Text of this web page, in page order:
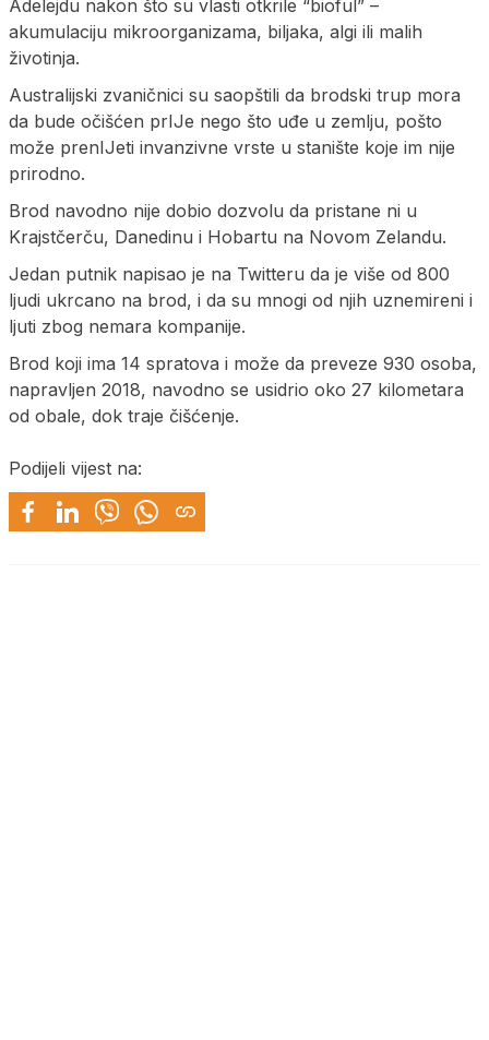
Adelejdu nakon što su vlasti otkrile “bioful” –
akumulaciju mikroorganizama, biljaka, algi ili malih
životinja.
Australijski zvaničnici su saopštili da brodski trup mora
da bude očišćen prIJe nego što uđe u zemlju, pošto
može prenIJeti invanzivne vrste u stanište koje im nije
prirodno.
Brod navodno nije dobio dozvolu da pristane ni u
Krajstčerču, Danedinu i Hobartu na Novom Zelandu.
Jedan putnik napisao je na Twitteru da je više od 800
ljudi ukrcano na brod, i da su mnogi od njih uznemireni i
ljuti zbog nemara kompanije.
Brod koji ima 14 spratova i može da preveze 930 osoba,
napravljen 2018, navodno se usidrio oko 27 kilometara
od obale, dok traje čišćenje.
Podijeli vijest na: